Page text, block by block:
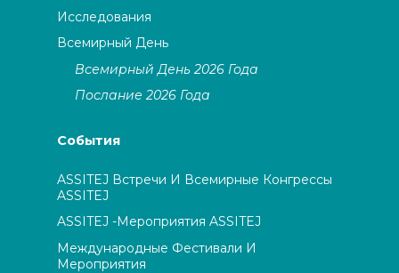
Исследования
Всемирный День
Всемирный День 2026 Года
Послание 2026 Года
События
ASSITEJ Встречи И Всемирные Конгрессы
ASSITEJ
ASSITEJ -мероприятия ASSITEJ
Международные Фестивали И
Мероприятия